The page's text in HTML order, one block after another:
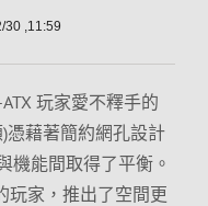
30 ,11:59
玩家愛不釋手的
)憑藉著簡約網孔設計
機能間取得了平衡。
玩家，推出了空間更